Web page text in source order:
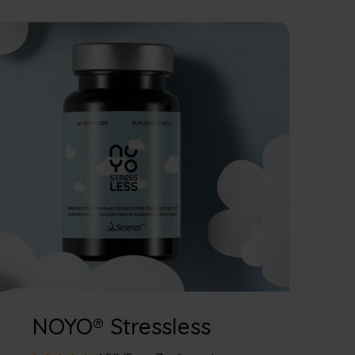
jest brak energii. Kiedy jesteś zmęczony,
w odpowiedni sposób. Jak?
uczucia senności. Unikaj wyrobów pszennych,
naturalne (które dodatkowo wzmocnią Twoją
się ruszałeś, zwróć uwagę, aby na starcie nie
więc godzinnego biegu ponad własne
W tej roli doskonale sprawdzą się nasze
skupienie zawiera BRAINBERRY®, czyli ekstrakt z
funkcji poznawczych. Dodatkowo Noyo
może pomóc Ci utrzymać większą uwagę i
ilości snu może prowadzić do problemów
NOYO® Stressless